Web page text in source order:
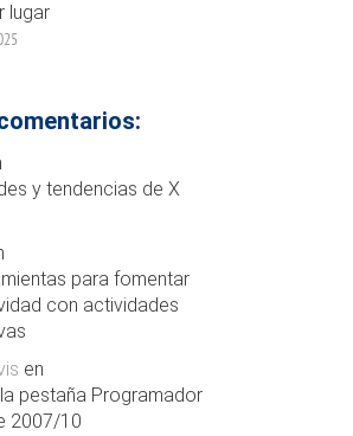
lugar
y tendencias de X
para fomentar
con actividades
en
pestaña Programador
2007/10